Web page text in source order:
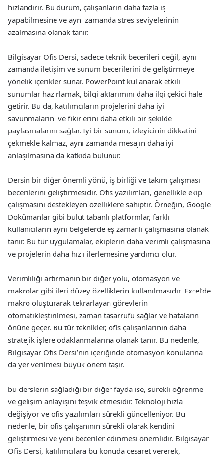
hızlandırır. Bu durum, çalışanların daha fazla iş
yapabilmesine ve aynı zamanda stres seviyelerinin
azalmasına olanak tanır.
Bilgisayar Ofis Dersi, sadece teknik becerileri değil, aynı
zamanda iletişim ve sunum becerilerini de geliştirmeye
yönelik içerikler sunar. PowerPoint kullanarak etkili
sunumlar hazırlamak, bilgi aktarımını daha ilgi çekici hale
getirir. Bu da, katılımcıların projelerini daha iyi
savunmalarını ve fikirlerini daha etkili bir şekilde
paylaşmalarını sağlar. İyi bir sunum, izleyicinin dikkatini
çekmekle kalmaz, aynı zamanda mesajın daha iyi
anlaşılmasına da katkıda bulunur.
Dersin bir diğer önemli yönü, iş birliği ve takım çalışması
becerilerini geliştirmesidir. Ofis yazılımları, genellikle ekip
çalışmasını destekleyen özelliklere sahiptir. Örneğin, Google
Dokümanlar gibi bulut tabanlı platformlar, farklı
kullanıcıların aynı belgelerde eş zamanlı çalışmasına olanak
tanır. Bu tür uygulamalar, ekiplerin daha verimli çalışmasına
ve projelerin daha hızlı ilerlemesine yardımcı olur.
Verimliliği artırmanın bir diğer yolu, otomasyon ve
makrolar gibi ileri düzey özelliklerin kullanılmasıdır. Excel’de
makro oluşturarak tekrarlayan görevlerin
otomatikleştirilmesi, zaman tasarrufu sağlar ve hataların
önüne geçer. Bu tür teknikler, ofis çalışanlarının daha
stratejik işlere odaklanmalarına olanak tanır. Bu nedenle,
Bilgisayar Ofis Dersi’nin içeriğinde otomasyon konularına
da yer verilmesi büyük önem taşır.
bu derslerin sağladığı bir diğer fayda ise, sürekli öğrenme
ve gelişim anlayışını teşvik etmesidir. Teknoloji hızla
değişiyor ve ofis yazılımları sürekli güncelleniyor. Bu
nedenle, bir ofis çalışanının sürekli olarak kendini
geliştirmesi ve yeni beceriler edinmesi önemlidir. Bilgisayar
Ofis Dersi, katılımcılara bu konuda cesaret vererek,